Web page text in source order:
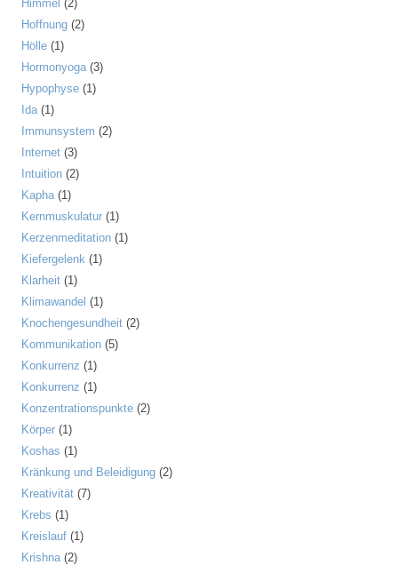
Himmel (2)
Hoffnung (2)
Hölle (1)
Hormonyoga(3)
Hypophyse (1)
Ida(1)
Immunsystem (2)
Internet (3)
Intuition (2)
Kapha(1)
Kernmuskulatur (1)
Kerzenmeditation (1)
Kiefergelenk (1)
Klarheit (1)
Klimawandel (1)
Knochengesundheit (2)
Kommunikation (5)
Konkurrenz (1)
Konkurrenz (1)
Konzentrationspunkte (2)
Körper (1)
Koshas (1)
Kränkung und Beleidigung (2)
Kreativität (7)
Krebs (1)
Kreislauf (1)
Krishna(2)